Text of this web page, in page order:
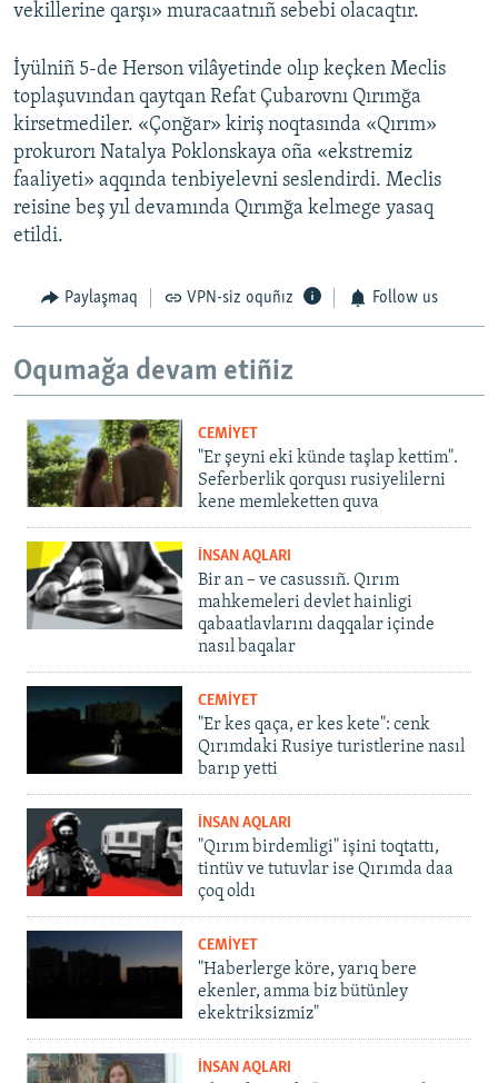
vekillerine qarşı» muracaatnıñ sebebi olacaqtır.
İyülniñ 5-de Herson vilâyetinde olıp keçken Meclis
toplaşuvından qaytqan Refat Çubarovnı Qırımğa
kirsetmediler. «Çonğar» kiriş noqtasında «Qırım»
prokurorı Natalya Poklonskaya oña «ekstremiz
faaliyeti» aqqında tenbiyelevni seslendirdi. Meclis
reisine beş yıl devamında Qırımğa kelmege yasaq
etildi.
Paylaşmaq VPN-siz oquñız Follow us
Oqumağa devam etiñiz
CEMİYET
"Er şeyni eki künde taşlap kettim".
Seferberlik qorqusı rusiyelilerni
kene memleketten quva
İNSAN AQLARI
Bir an – ve casussıñ. Qırım
mahkemeleri devlet hainligi
qabaatlavlarını daqqalar içinde
nasıl baqalar
CEMİYET
"Er kes qaça, er kes kete": cenk
Qırımdaki Rusiye turistlerine nasıl
barıp yetti
İNSAN AQLARI
"Qırım birdemligi" işini toqtattı,
tintüv ve tutuvlar ise Qırımda daa
çoq oldı
CEMİYET
"Haberlerge köre, yarıq bere
ekenler, amma biz bütünley
ekektriksizmiz"
İNSAN AQLARI